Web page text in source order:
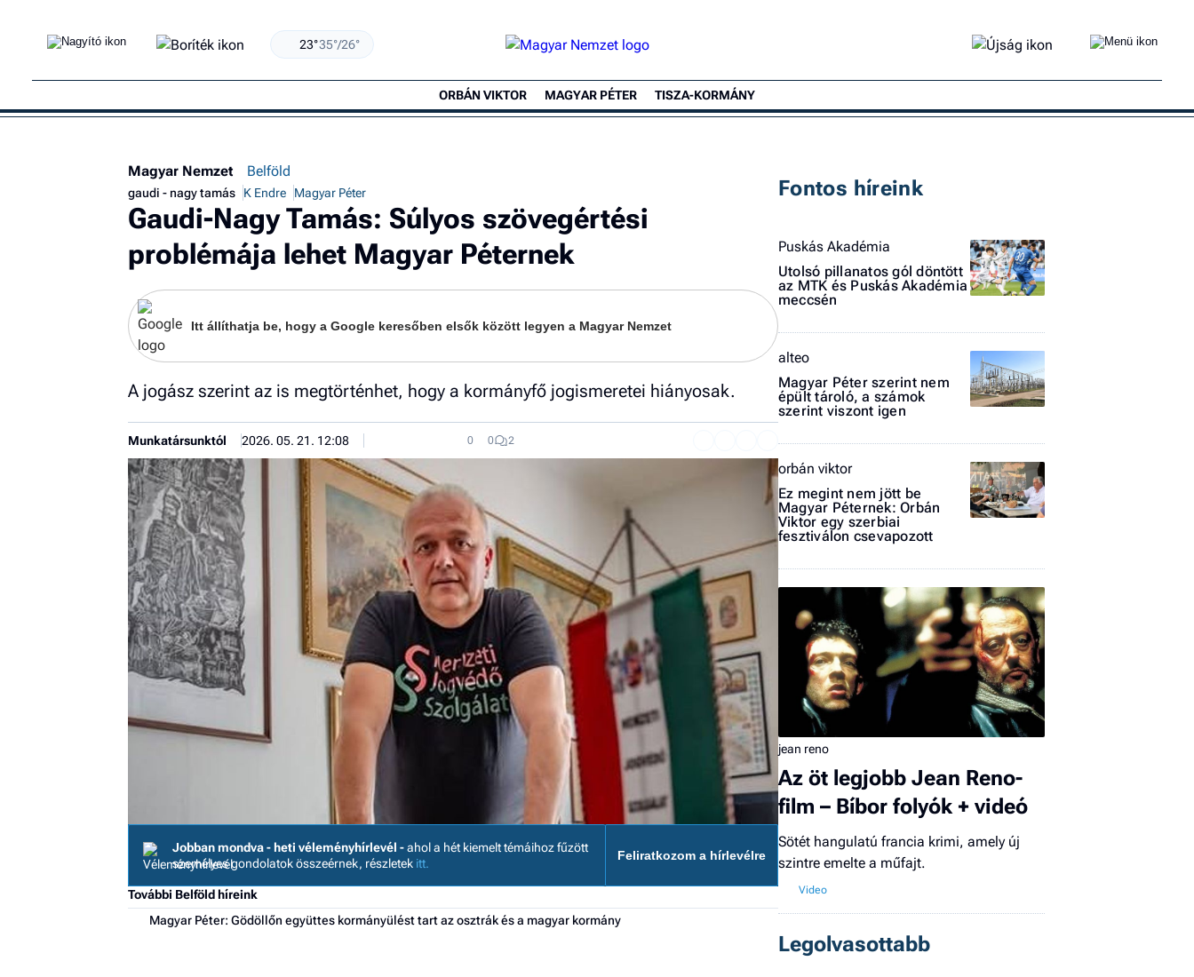
23°35°/26°
ORBÁN VIKTOR MAGYAR PÉTER TISZA-KORMÁNY
Magyar Nemzet Belföld
gaudi - nagy tamás K Endre Magyar Péter
Gaudi-Nagy Tamás: Súlyos szövegértési
problémája lehet Magyar Péternek
Itt állíthatja be, hogy a Google keresőben elsők között legyen a Magyar Nemzet
A jogász szerint az is megtörténhet, hogy a kormányfő jogismeretei hiányosak.
Munkatársunktól 2026. 05. 21. 12:08 0 0 2
Jobban mondva - heti véleményhírlevél -ahol a hét kiemelt témáihoz fűzött
személyes gondolatok összeérnek, részletek itt.
Feliratkozom a hírlevélre
További Belföld híreink
Magyar Péter: Gödöllőn együttes kormányülést tart az osztrák és a magyar kormány
Fontos híreink
Puskás Akadémia
Utolsó pillanatos gól döntött
az MTK és Puskás Akadémia
meccsén
alteo
Magyar Péter szerint nem
épült tároló, a számok
szerint viszont igen
orbán viktor
Ez megint nem jött be
Magyar Péternek: Orbán
Viktor egy szerbiai
fesztiválon csevapozott
jean reno
Az öt legjobb Jean Reno-
film – Bíbor folyók + videó
Sötét hangulatú francia krimi, amely új
szintre emelte a műfajt.
Legolvasottabb